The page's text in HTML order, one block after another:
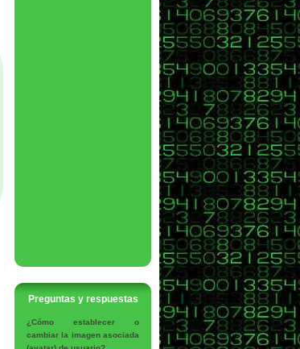
Preguntas y respuestas
¿Cómo establecer o
cambiar la imagen asociada